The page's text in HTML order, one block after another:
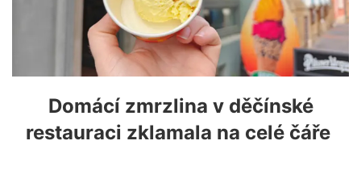
Domácí zmrzlina v děčínské
restauraci zklamala na celé čáře